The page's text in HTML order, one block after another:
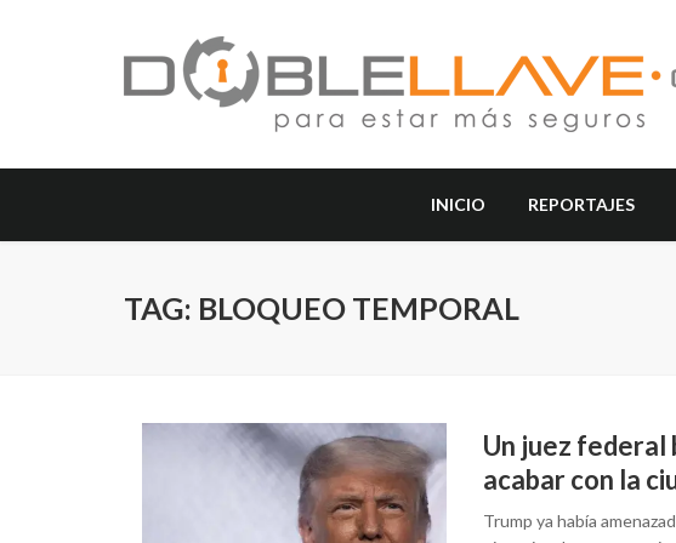
INICIO REPORTAJES
TAG: BLOQUEO TEMPORAL
Un juez federal
acabar con la
Trump ya había